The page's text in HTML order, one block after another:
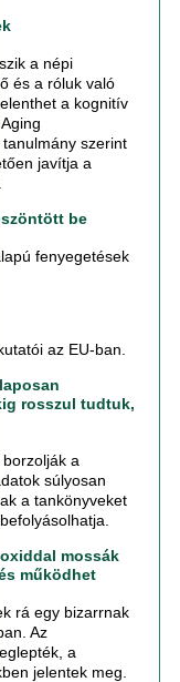
a népi
és a róluk való
a kognitív
szerint
javítja a
be
fenyegetések
az EU-ban.
rosszul tudtuk,
a
súlyosan
a tankönyveket
mossák
működhet
rá egy bizarrnak
Az
a
jelentek meg.